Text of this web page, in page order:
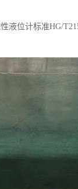
位计标准HG/